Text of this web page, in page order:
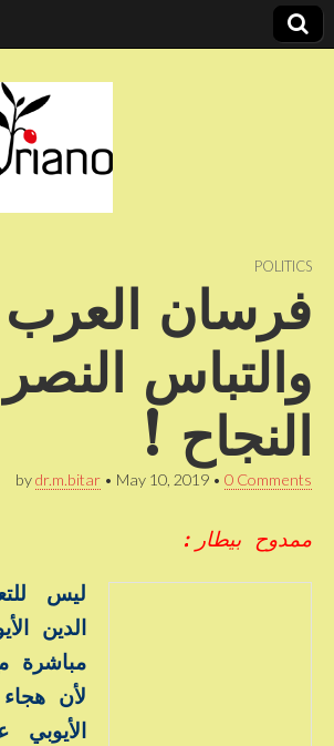
POLITICS
فرسان العرب
والتباس
النجاح !
bydr.m.bitar • May 10, 2019 • 0 Comments
ممدوح بيطار :
ليس
الدين
مباشرة
لأن
الأيوبي